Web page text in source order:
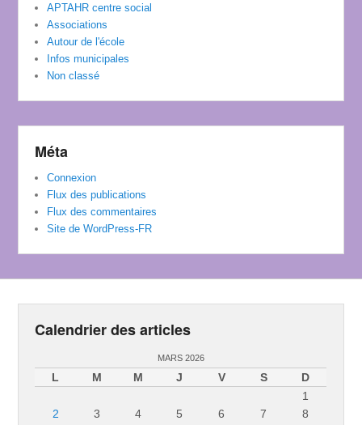
APTAHR centre social
Associations
Autour de l'école
Infos municipales
Non classé
Méta
Connexion
Flux des publications
Flux des commentaires
Site de WordPress-FR
Calendrier des articles
MARS 2026
L M M J V S
D
1
2
3 4 5 6 7
8